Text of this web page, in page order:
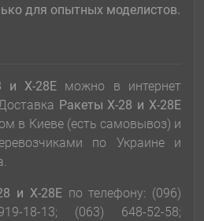
для опытных моделистов.
и Х-28E можно в интернет
Ракеты Х-28 и Х-28E
в Киеве (есть самовывоз) и
по Украине и
и Х-28Eпо телефону: (096)
18-13; (063) 648-52-58;